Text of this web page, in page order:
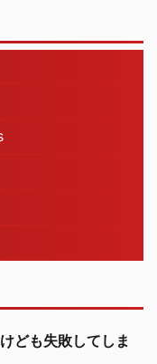
ども失敗してしま